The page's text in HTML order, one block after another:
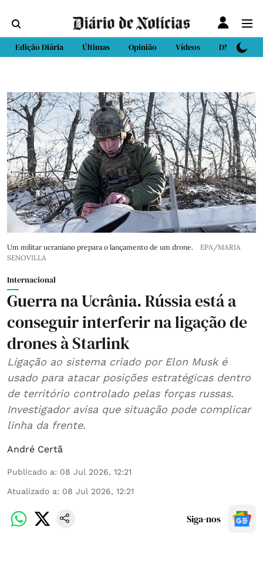
Edição Diária Últimas Opinião Vídeos DN Sport
Um militar ucraniano prepara o lançamento de um drone.
EPA/MARIA
SENOVILLA
Internacional
Guerra na Ucrânia. Rússia está a
conseguir interferir na ligação de
drones à Starlink
Ligação ao sistema criado por Elon Musk é
usado para atacar posições estratégicas dentro
de território controlado pelas forças russas.
Investigador avisa que situação pode complicar
linha da frente.
André Certã
Publicado a: 08 Jul 2026, 12:21
Atualizado a: 08 Jul 2026, 12:21
Siga-nos